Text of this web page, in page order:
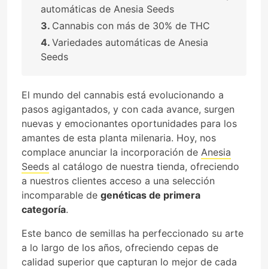
automáticas de Anesia Seeds
Cannabis con más de 30% de THC
Variedades automáticas de Anesia
Seeds
El mundo del cannabis está evolucionando a
pasos agigantados, y con cada avance, surgen
nuevas y emocionantes oportunidades para los
amantes de esta planta milenaria. Hoy, nos
complace anunciar la incorporación de Anesia
Seeds al catálogo de nuestra tienda, ofreciendo
a nuestros clientes acceso a una selección
incomparable de genéticas de primera
categoría.
Este banco de semillas ha perfeccionado su arte
a lo largo de los años, ofreciendo cepas de
calidad superior que capturan lo mejor de cada